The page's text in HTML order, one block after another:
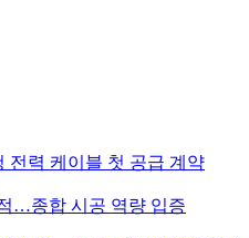
전력 케이블 첫 공급 계약
…종합 시공 역량 입증